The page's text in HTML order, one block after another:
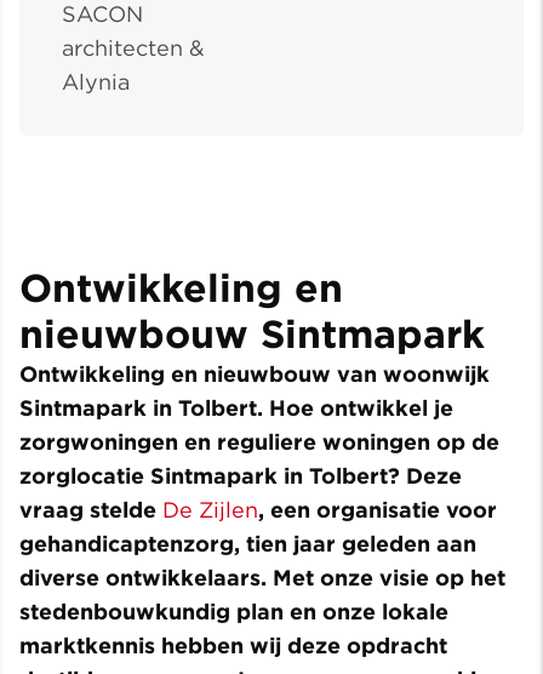
SACON
architecten &
Alynia
Ontwikkeling en
nieuwbouw Sintmapark
Ontwikkeling en nieuwbouw van woonwijk
Sintmapark in Tolbert. Hoe ontwikkel je
zorgwoningen en reguliere woningen op de
zorglocatie Sintmapark in Tolbert? Deze
vraag stelde De Zijlen, een organisatie voor
gehandicaptenzorg, tien jaar geleden aan
diverse ontwikkelaars. Met onze visie op het
stedenbouwkundig plan en onze lokale
marktkennis hebben wij deze opdracht